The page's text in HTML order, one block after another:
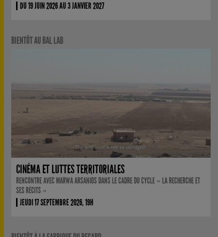
DU 19 JUIN 2026 AU 3 JANVIER 2027
BIENTÔT AU BAL LAB
CINÉMA ET LUTTES TERRITORIALES
RENCONTRE AVEC MARWA ARSANIOS DANS LE CADRE DU CYCLE « LA RECHERCHE ET
SES RÉCITS »
JEUDI 17 SEPTEMBRE 2026, 19H